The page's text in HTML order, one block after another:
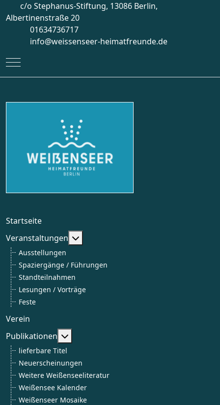
c/o Stephanus-Stiftung, 13086 Berlin,
Albertinenstraße 20
01634736717
info@weissenseer-heimatfreunde.de
Mobile Menu Toggle
Startseite
Veranstaltungen
Weitere Informationen:
Ausstellungen
Spaziergänge / Führungen
Standteilnahmen
Lesungen / Vorträge
Feste
Verein
Publikationen
Weitere Informationen: Publikationen
lieferbare Titel
Neuerscheinungen
Weitere Weißenseeliteratur
Weißensee Kalender
Weißenseer Mosaike